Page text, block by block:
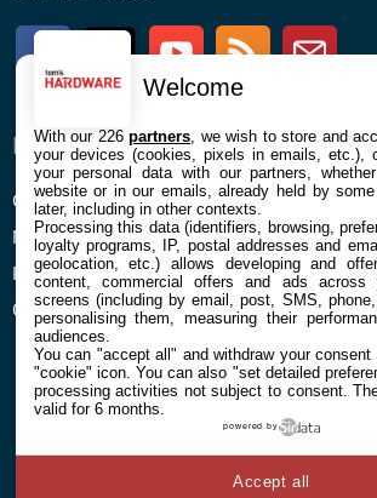
FacebookTwitter Youtube RSS
ENTREPRISE
Confidentialité et Cookies
Mentions légales et CGU
Préférences Cookies
Qui sommes nous
À PROPOS
Contact
Welcome
With our 226partners , we wish to store and
your devices (cookies, pixels in emails, etc.),
your personal data with our partners,
website or in our emails, already held by
later, including in other contexts.
Processing this data (identifiers, browsing,
loyalty programs, IP, postal addresses and
geolocation, etc.) allows developing and
content, commercial offers and ads across
screens (including by email, post, SMS,
personalising them, measuring their
audiences.
You can "accept all" and withdraw your
"cookie" icon. You can also "set detailed
processing activities not subject to consent.
valid for 6 months.
powered by
Accept all